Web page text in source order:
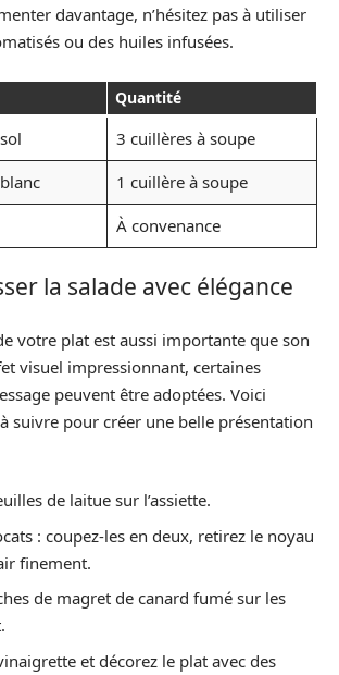
davantage, n’hésitez pas à utiliser
ou des huiles infusées.
Quantité
3 cuillères à soupe
1 cuillère à soupe
À convenance
la salade avec élégance
votre plat est aussi importante que son
visuel impressionnant, certaines
peuvent être adoptées. Voici
suivre pour créer une belle présentation
de laitue sur l’assiette.
: coupez-les en deux, retirez le noyau
finement.
de magret de canard fumé sur les
et décorez le plat avec des